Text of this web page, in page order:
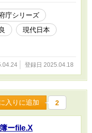
の奥を締めつけるような
崎の中にある“消えかけた
まし始める。 これは、春
束と、ひとつの優しい
庁シリーズ
現代日本
登録日 2025.04.18
入りに追加 2
ーfile.X